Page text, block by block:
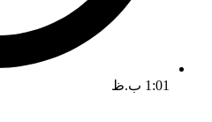
1:01 ب.ظ